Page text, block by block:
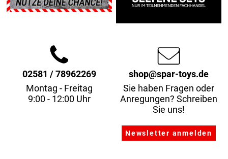
02581 / 78962269
Montag - Freitag
9:00 - 12:00 Uhr
shop@spar-toys.de
Sie haben Fragen oder
Anregungen? Schreiben
Sie uns!